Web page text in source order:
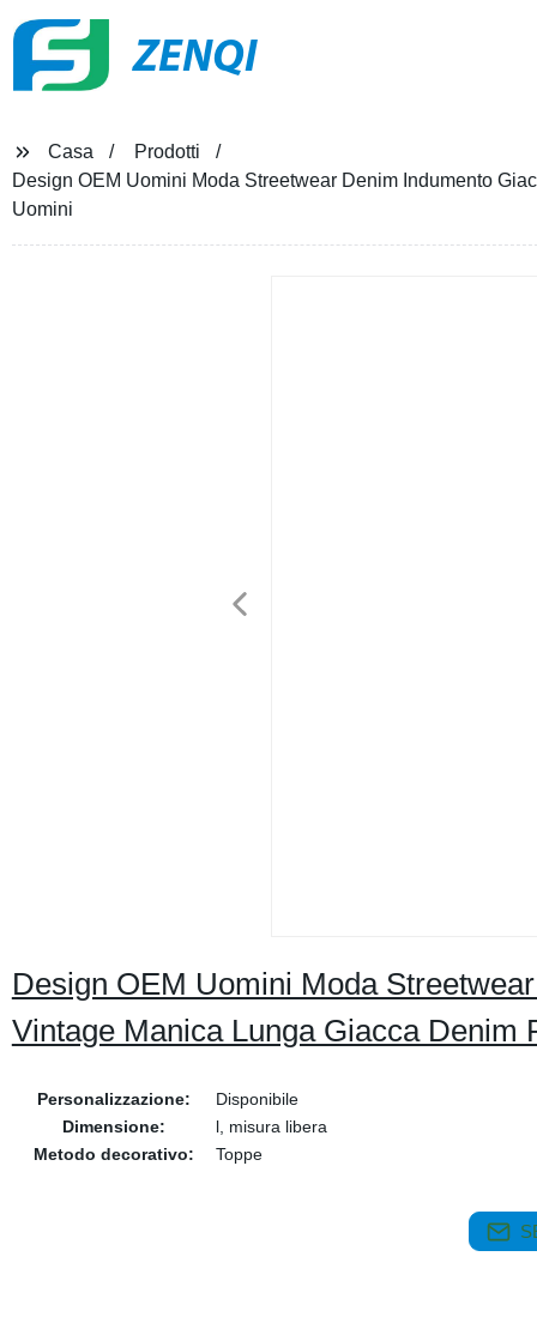
ZENQI
Casa
Prodotti
Design OEM Uomini Moda Streetwear Denim Indumento
Uomini
Design OEM Uomini Moda
Vintage Manica Lunga Giacca Denim
Personalizzazione:
Disponibile
Dimensione:
l, misura libera
Metodo decorativo:
Toppe